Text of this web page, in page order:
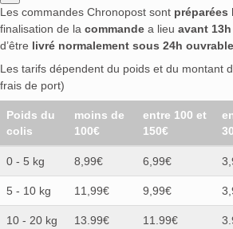
Les commandes Chronopost sont préparées
finalisation de la commande a lieu avant 13h
d’être livré normalement sous 24h
Les tarifs dépendent du poids et du montant
frais de port)
Poids du
colis
moins de
100€
entre 100 et
150€
0 - 5 kg 8,99€ 6,99€
5 - 10 kg 11,99€ 9,99€
10 - 20 kg 13.99€ 11.99€